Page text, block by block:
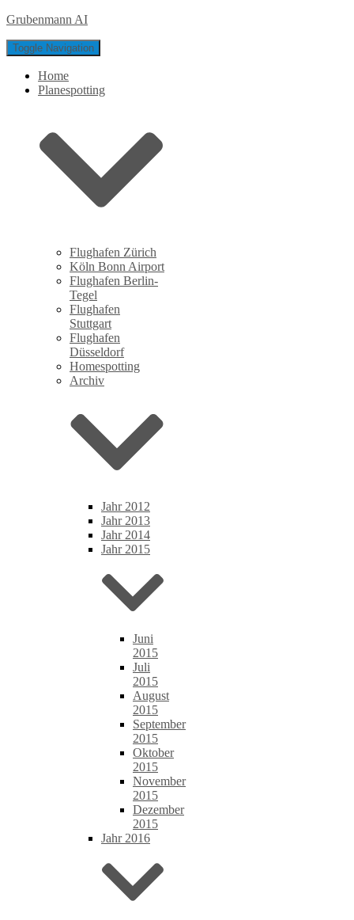
Grubenmann AI
Toggle Navigation
Home
Planespotting
Flughafen Zürich
Köln Bonn Airport
Flughafen Berlin-
Tegel
Flughafen
Stuttgart
Flughafen
Düsseldorf
Homespotting
Archiv
Jahr 2012
Jahr 2013
Jahr 2014
Jahr 2015
Juni
2015
Juli
2015
August
2015
September
2015
Oktober
2015
November
2015
Dezember
2015
Jahr 2016